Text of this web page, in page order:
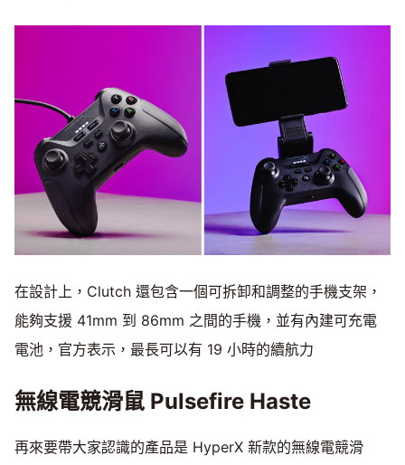
在設計上，Clutch 還包含一個可拆卸和調整的手機支架，
能夠支援 41mm 到 86mm 之間的手機，並有內建可充電
電池，官方表示，最長可以有 19 小時的續航力
無線電競滑鼠 Pulsefire Haste
再來要帶大家認識的產品是 HyperX 新款的無線電競滑